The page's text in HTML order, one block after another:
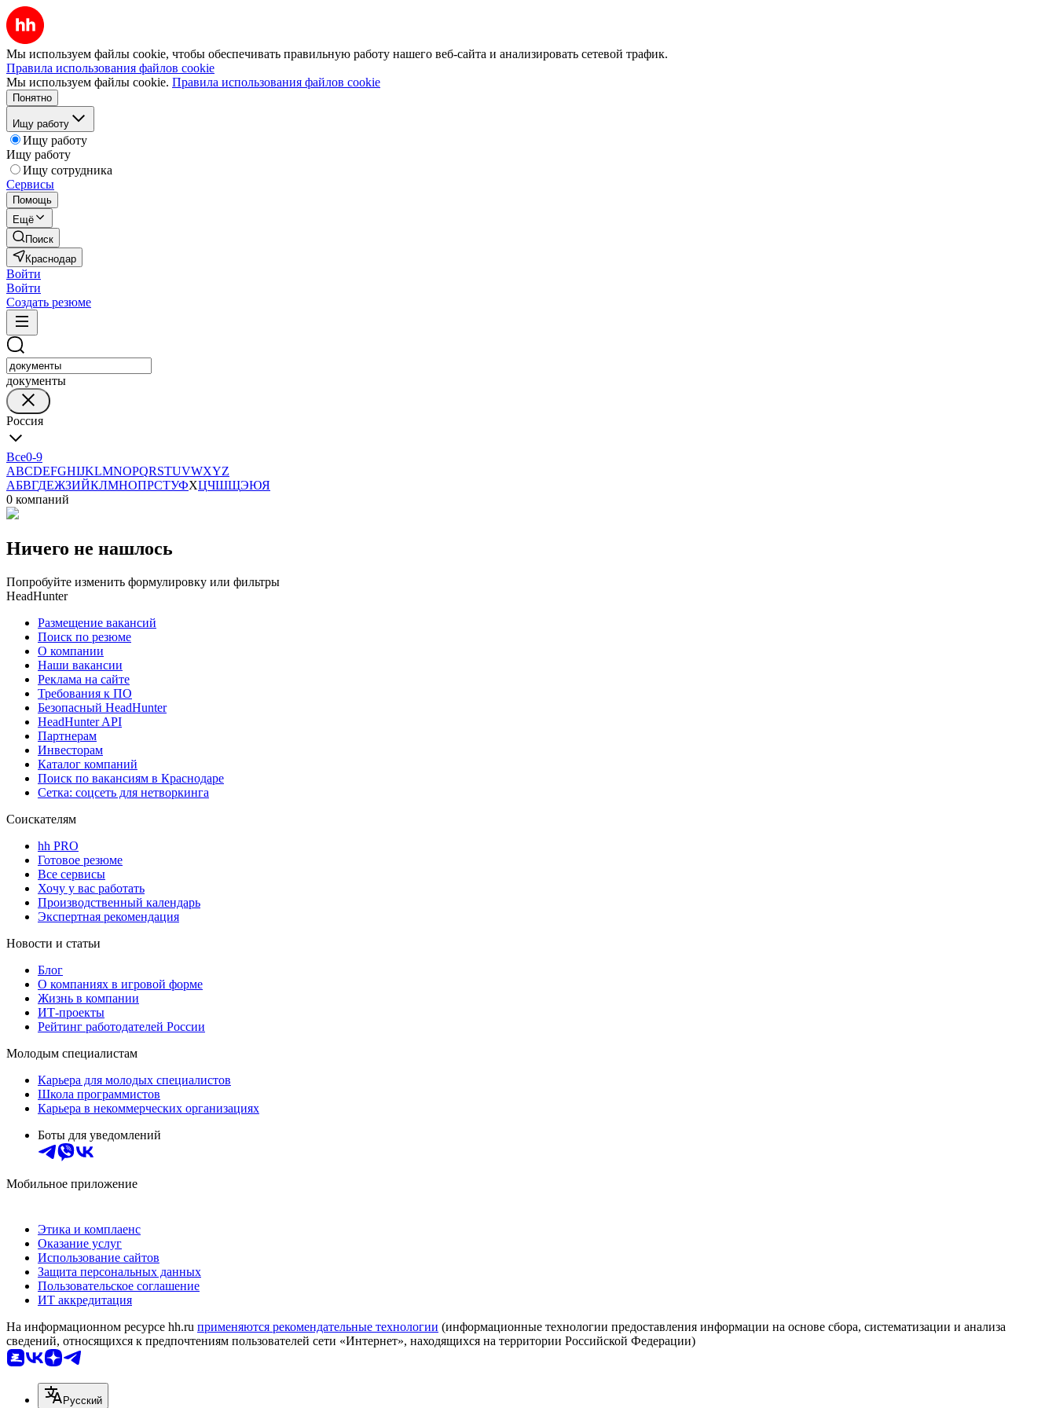
Мы используем файлы cookie, чтобы обеспечивать правильную работу нашего веб-сайта и анализировать сетевой трафик.
Правила использования файлов cookie
Мы используем файлы cookie. Правила использования файлов cookie
Понятно
Ищу работу
Ищу работу
Ищу работу
Ищу сотрудника
Сервисы
Помощь
Ещё
Поиск
Краснодар
Войти
Войти
Создать резюме
документы
Россия
Все0-9
ABCDEFGHIJKLMNOPQRSTUVWXYZ
АБВГДЕЖЗИЙКЛМНОПРСТУФХЦЧШЩЭЮЯ
0 компаний
Ничего не нашлось
Попробуйте изменить формулировку или фильтры
HeadHunter
Размещение вакансий
Поиск по резюме
О компании
Наши вакансии
Реклама на сайте
Требования к ПО
Безопасный HeadHunter
HeadHunter API
Партнерам
Инвесторам
Каталог компаний
Поиск по вакансиям в Краснодаре
Сетка: соцсеть для нетворкинга
Соискателям
hh PRO
Готовое резюме
Все сервисы
Хочу у вас работать
Производственный календарь
Экспертная рекомендация
Новости и статьи
Блог
О компаниях в игровой форме
Жизнь в компании
ИТ-проекты
Рейтинг работодателей России
Молодым специалистам
Карьера для молодых специалистов
Школа программистов
Карьера в некоммерческих организациях
Боты для уведомлений
Мобильное приложение
Этика и комплаенс
Оказание услуг
Использование сайтов
Защита персональных данных
Пользовательское соглашение
ИТ аккредитация
На информационном ресурсе hh.ru применяются рекомендательные технологии (информационные технологии предоставления информации на основе сбора, систематизации и анализа
сведений, относящихся к предпочтениям пользователей сети «Интернет», находящихся на территории Российской Федерации)
Русский